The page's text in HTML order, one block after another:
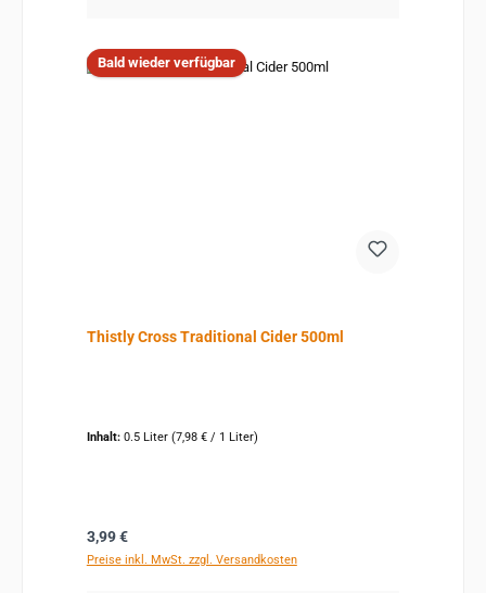
Bald wieder verfügbar
Thistly Cross Traditional Cider 500ml
Inhalt: 0.5 Liter (7,98 € / 1 Liter)
Regulärer Preis:
3,99 €
Preise inkl. MwSt. zzgl. Versandkosten